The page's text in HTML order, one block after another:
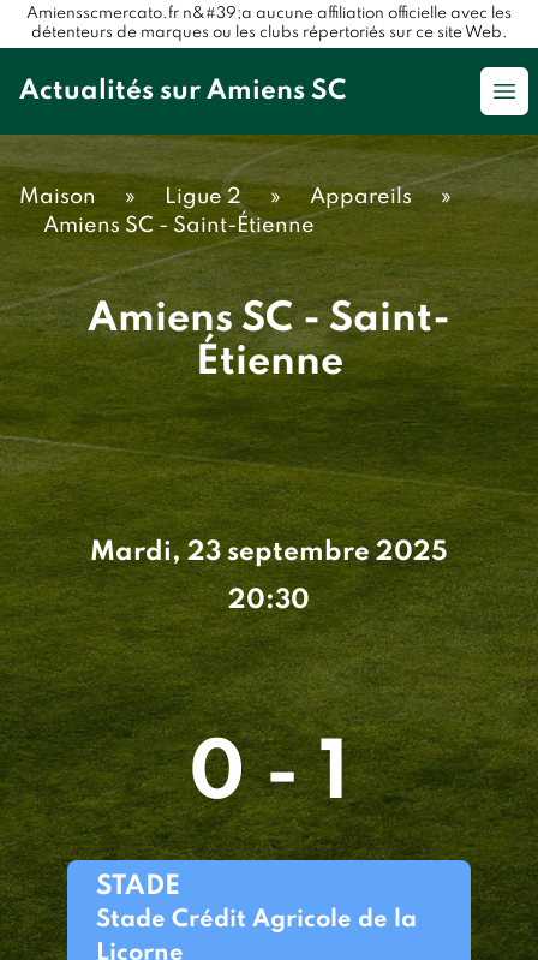
Amiensscmercato.fr n&#39;a aucune affiliation officielle avec les
détenteurs de marques ou les clubs répertoriés sur ce site Web.
Actualités sur Amiens SC
Maison » Ligue 2 » Appareils
»
Amiens SC - Saint-Étienne
Amiens SC - Saint-
Étienne
Mardi, 23 septembre 2025
20:30
0 - 1
STADE
Stade Crédit Agricole de la
Licorne